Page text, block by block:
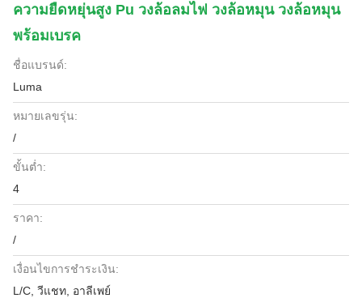
ความยืดหยุ่นสูง Pu วงล้อลมไฟ วงล้อหมุน วงล้อหมุน
พร้อมเบรค
ชื่อแบรนด์:
Luma
หมายเลขรุ่น:
/
ขั้นต่ำ:
4
ราคา:
/
เงื่อนไขการชำระเงิน:
L/C, วีแชท, อาลีเพย์